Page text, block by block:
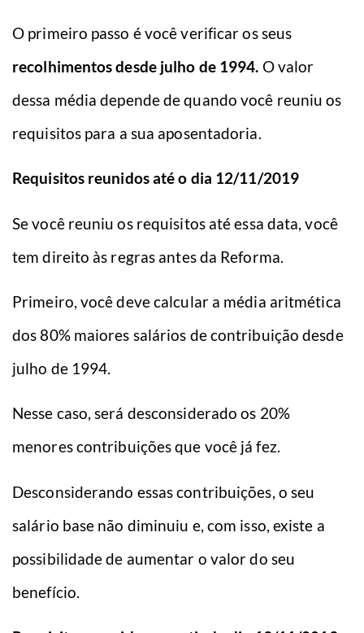
O primeiro passo é você verificar os seus
recolhimentos desde julho de 1994. O valor
dessa média depende de quando você reuniu os
requisitos para a sua aposentadoria.
Requisitos reunidos até o dia 12/11/2019
Se você reuniu os requisitos até essa data, você
tem direito às regras antes da Reforma.
Primeiro, você deve calcular a média aritmética
dos 80% maiores salários de contribuição desde
julho de 1994.
Nesse caso, será desconsiderado os 20%
menores contribuições que você já fez.
Desconsiderando essas contribuições, o seu
salário base não diminuiu e, com isso, existe a
possibilidade de aumentar o valor do seu
benefício.